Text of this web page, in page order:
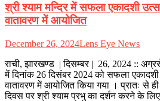
श्री श्याम मन्दिर में सफला एकादशी
वातावरण में आयोजित
December 26, 2024Lens Eye News
राची, झारखण्ड | दिसम्बर | 26, 2024 ::
में दिनांक 26 दिसंबर 2024 को सफला एकादशी
वातावरण में आयोजित किया गया । प्रातः से
दिवस पर श्री श्याम प्रभु का दर्शन करने के